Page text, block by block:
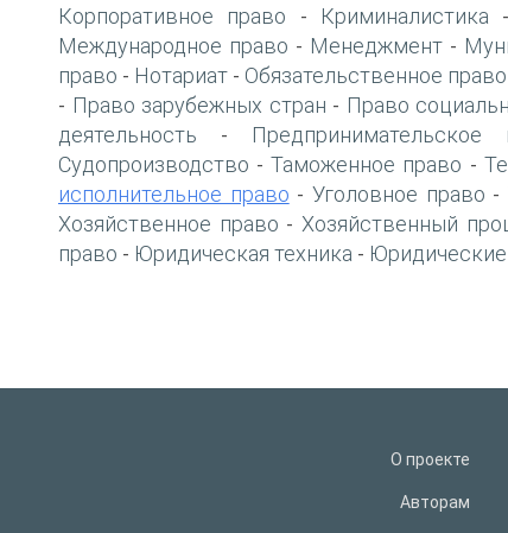
Корпоративное право - Криминалистика
Международное право - Менеджмент -
право - Нотариат - Обязательственное право
- Право зарубежных стран - Право
деятельность - Предпринимательское
Судопроизводство -Таможенное право -
исполнительное право -Уголовное право -
Хозяйственное право - Хозяйственный
право - Юридическая техника -
О проекте
Авторам